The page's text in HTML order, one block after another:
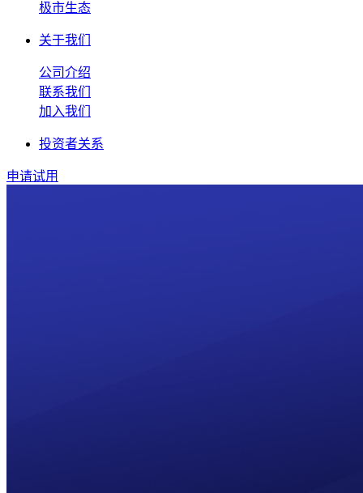
极市生态
关于我们
公司介绍
联系我们
加入我们
投资者关系
申请试用